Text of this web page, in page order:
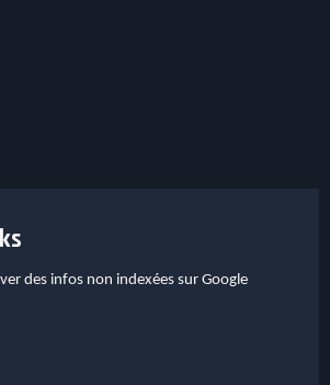
des infos non indexées sur Google